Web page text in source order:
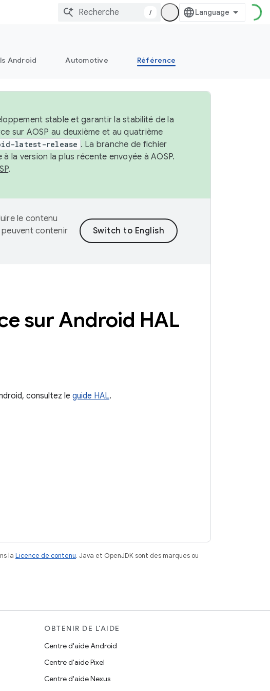
/
Android Automotive Référence
stable et garantir la stabilité de la
sur AOSP au deuxième et au quatrième
latest-release . La branche de fichier
la version la plus récente envoyée à AOSP.
.
le contenu
contenir
sur Android HAL
consultez le guide HAL.
la Licence de contenu. Java et OpenJDK sont des marques ou
OBTENIR DE L'AIDE
Centre d'aide Android
Centre d'aide Pixel
Centre d'aide Nexus